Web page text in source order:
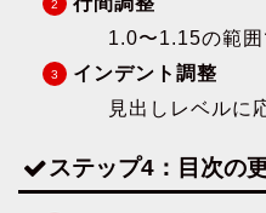
1.0〜1.15の範
インデント調整
見出しレベルに
ステップ4：目次の